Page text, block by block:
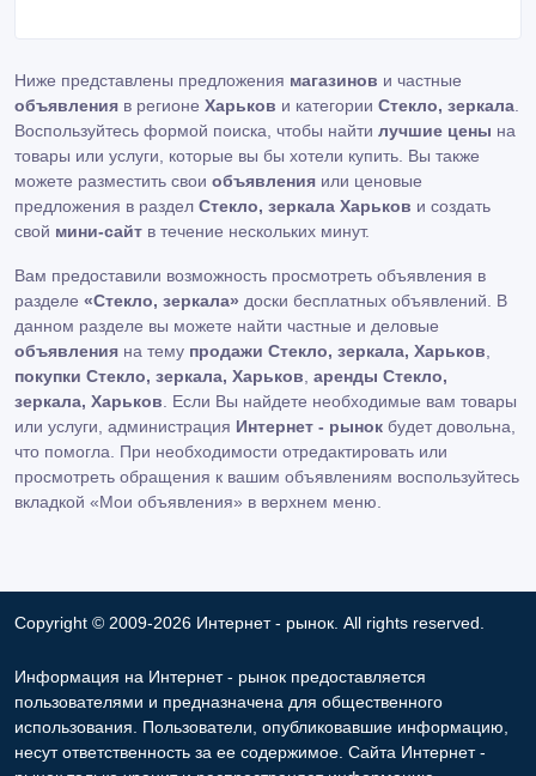
Ниже представлены предложения магазинов и частные
объявления в регионе Харьков и категории Стекло, зеркала
Воспользуйтесь формой поиска, чтобы найти лучшие цены на
товары или услуги, которые вы бы хотели купить. Вы также
можете разместить свои объявления или ценовые
предложения в раздел Стекло, зеркала Харьков и создать
свой мини-сайт в течение нескольких минут.
Вам предоставили возможность просмотреть объявления в
разделе «Стекло, зеркала» доски бесплатных объявлений. В
данном разделе вы можете найти частные и деловые
объявления на тему продажи Стекло, зеркала, Харьков
покупки Стекло, зеркала, Харьков аренды Стекло,
зеркала, Харьков . Если Вы найдете необходимые вам товары
или услуги, администрация Интернет - рынок будет довольна,
что помогла. При необходимости отредактировать или
просмотреть обращения к вашим объявлениям воспользуйтесь
вкладкой «Мои объявления» в верхнем меню.
Copyright © 2009-2026 Интернет - рынок. All rights reserved.
Информация на Интернет - рынок предоставляется
пользователями и предназначена для общественного
использования. Пользователи, опубликовавшие информацию,
несут ответственность за ее содержимое. Сайта Интернет -